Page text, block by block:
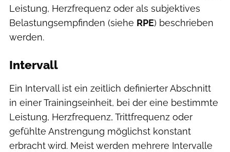
Leistung, Herzfrequenz oder als subjektives
Belastungsempfinden (siehe RPE) beschrieben
werden.
Intervall
Ein Intervall ist ein zeitlich definierter Abschnitt
in einer Trainingseinheit, bei der eine bestimmte
Leistung, Herzfrequenz, Trittfrequenz oder
gefühlte Anstrengung möglichst konstant
erbracht wird. Meist werden mehrere Intervalle